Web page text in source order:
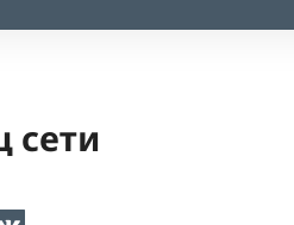
сети